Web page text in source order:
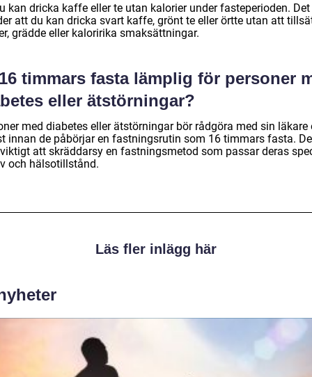
kan dricka kaffe eller te utan kalorier under fasteperioden. Det
att du kan dricka svart kaffe, grönt te eller örtte utan att
grädde eller kaloririka smaksättningar.
timmars fasta lämplig för personer
eller ätstörningar?
med diabetes eller ätstörningar bör rådgöra med sin läkare
innan de påbörjar en fastningsrutin som 16 timmars fasta.
att skräddarsy en fastningsmetod som passar deras
och hälsotillstånd.
Läs fler inlägg här